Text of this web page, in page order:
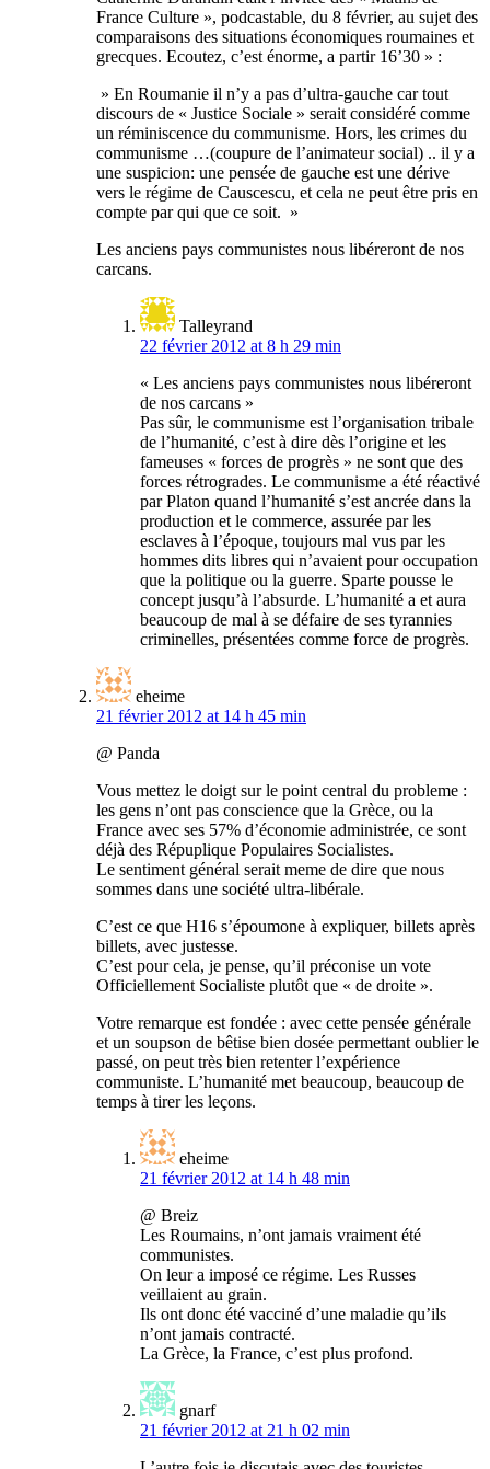
France Culture », podcastable, du 8 février, au sujet des
comparaisons des situations économiques roumaines et
grecques. Ecoutez, c’est énorme, a partir 16’30 » :
» En Roumanie il n’y a pas d’ultra-gauche car tout
discours de « Justice Sociale » serait considéré comme
un réminiscence du communisme. Hors, les crimes du
communisme …(coupure de l’animateur social) .. il y a
une suspicion: une pensée de gauche est une dérive
vers le régime de Causcescu, et cela ne peut être pris en
compte par qui que ce soit. »
Les anciens pays communistes nous libéreront de nos
carcans.
Talleyrand
22 février 2012 at 8 h 29 min
« Les anciens pays communistes nous libéreront
de nos carcans »
Pas sûr, le communisme est l’organisation tribale
de l’humanité, c’est à dire dès l’origine et les
fameuses « forces de progrès » ne sont que des
forces rétrogrades. Le communisme a été réactivé
par Platon quand l’humanité s’est ancrée dans la
production et le commerce, assurée par les
esclaves à l’époque, toujours mal vus par les
hommes dits libres qui n’avaient pour occupation
que la politique ou la guerre. Sparte pousse le
concept jusqu’à l’absurde. L’humanité a et aura
beaucoup de mal à se défaire de ses tyrannies
criminelles, présentées comme force de progrès.
eheime
21 février 2012 at 14 h 45 min
@ Panda
Vous mettez le doigt sur le point central du probleme :
les gens n’ont pas conscience que la Grèce, ou la
France avec ses 57% d’économie administrée, ce sont
déjà des Répuplique Populaires Socialistes.
Le sentiment général serait meme de dire que nous
sommes dans une société ultra-libérale.
C’est ce que H16 s’époumone à expliquer, billets après
billets, avec justesse.
C’est pour cela, je pense, qu’il préconise un vote
Officiellement Socialiste plutôt que « de droite ».
Votre remarque est fondée : avec cette pensée générale
et un soupson de bêtise bien dosée permettant oublier le
passé, on peut très bien retenter l’expérience
communiste. L’humanité met beaucoup, beaucoup de
temps à tirer les leçons.
eheime
21 février 2012 at 14 h 48 min
@ Breiz
Les Roumains, n’ont jamais vraiment été
communistes.
On leur a imposé ce régime. Les Russes
veillaient au grain.
Ils ont donc été vacciné d’une maladie qu’ils
n’ont jamais contracté.
La Grèce, la France, c’est plus profond.
gnarf
21 février 2012 at 21 h 02 min